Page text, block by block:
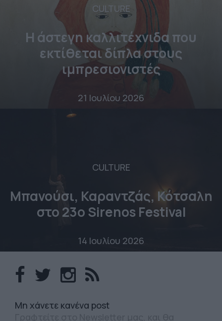
CULTURE
Η άστεγη καλλιτέχνιδα που
εκτίθεται δίπλα στους
ιμπρεσιονιστές
21 Ιουλίου 2026
CULTURE
Μπανούσι, Καραντζάς, Κότσαλη
στο 23o Sirenos Festival
14 Ιουλίου 2026
Mη χάνετε κανένα post